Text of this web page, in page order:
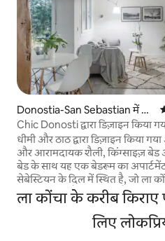
Donostia-San Sebastian में अ
पार्टमेंट
Chic Donosti द्वारा डिज़ाइन किया
स्थित अपार्टमेंट
धीमी और ठाठ द्वारा डिज़ाइन किया
और आरामदायक शैली, किंग्साइज़ बेड
बेड के साथ यह एक बेडरूम का
सेबेस्टियन के दिल में स्थित है, जो ला
से 5 मिनट की पैदल दूरी पर है। त्रुटिहीन रूप से
पुनर्निर्मित, इसमें एयर कंडीशनिंग,
और ऊर्ध्वाधर बगीचे के साथ एक
ला कोंचा के करीब
लिए